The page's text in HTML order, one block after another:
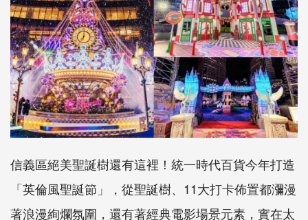
信義區絕美聖誕樹還有這裡！統一時代百貨今年打造
「英倫風聖誕節」，從聖誕樹、11大打卡佈置都瀰漫
著浪漫絢爛氛圍，還有著經典電影場景元素，實在太